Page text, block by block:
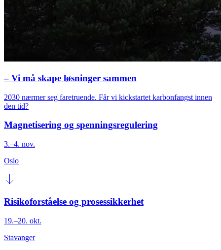
– Vi må skape løsninger sammen
2030 nærmer seg faretruende. Får vi kickstartet karbonfangst innen
den tid?
Magnetisering og spenningsregulering
3.–4. nov.
Oslo
Risikoforståelse og prosessikkerhet
19.–20. okt.
Stavanger